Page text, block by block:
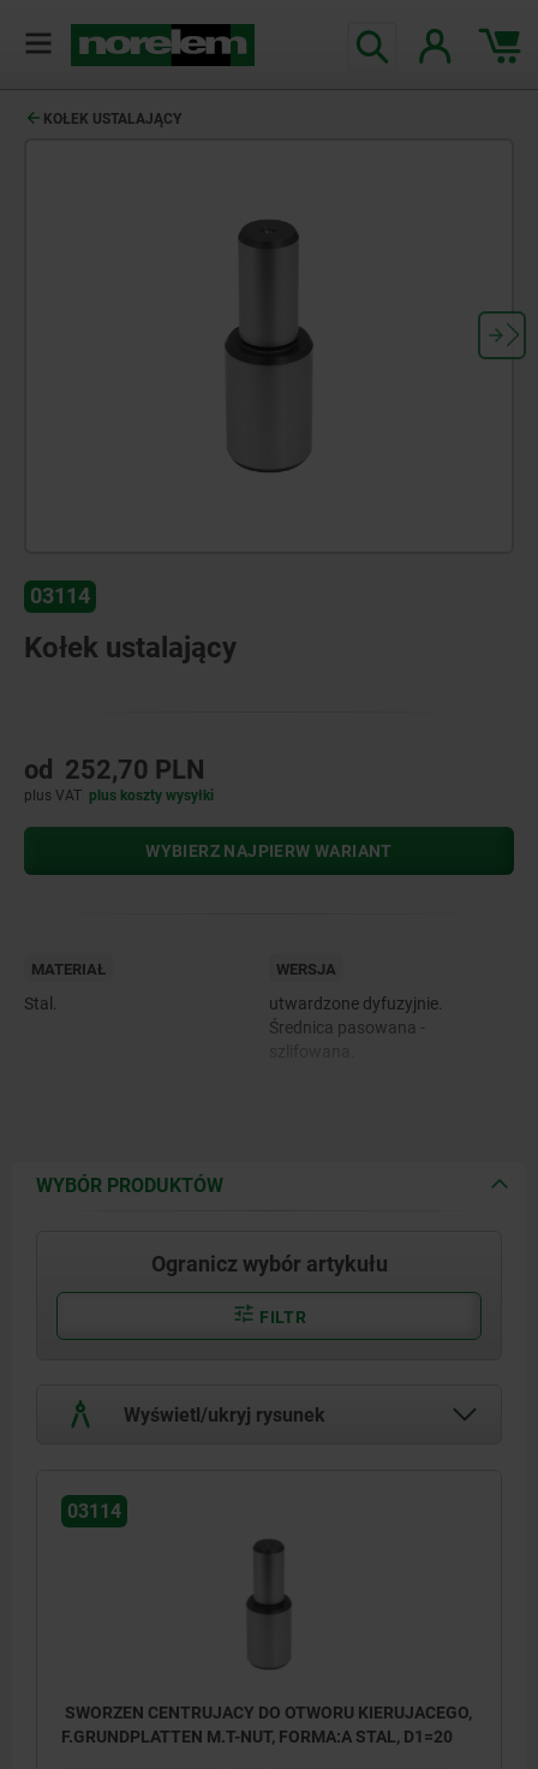
KOŁEK USTALAJĄCY
03114
Kołek ustalający
od 252,70 PLN
plus VAT plus koszty wysyłki
WYBIERZ NAJPIERW WARIANT
MATERIAŁ
Stal.
WERSJA
utwardzone dyfuzyjnie.
Średnica pasowana -
WYBÓR PRODUKTÓW
Ogranicz wybór artykułu
FILTR
Wyświetl/ukryj rysunek
03114
SWORZEN CENTRUJACY DO OTWORU KIERUJACEGO,
F.GRUNDPLATTEN M.T-NUT, FORMA:A STAL, D1=20